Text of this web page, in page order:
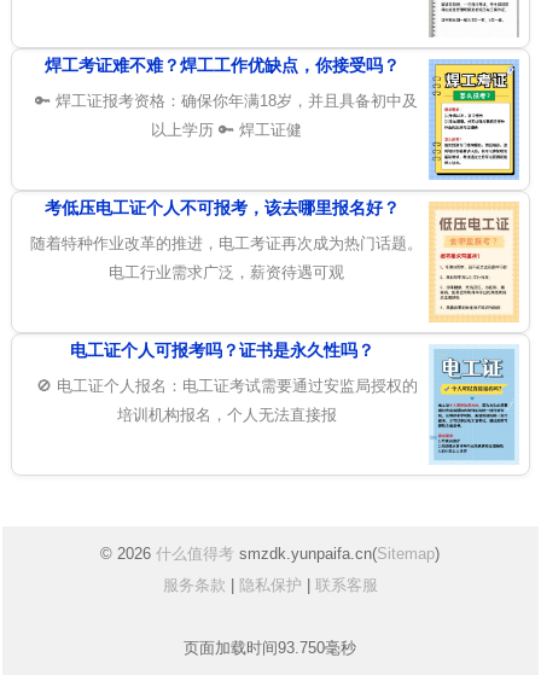
焊工考证难不难？焊工工作优缺点，你接受吗？
🔑 焊工证报考资格：确保你年满18岁，并且具备初中及
以上学历 🔑 焊工证健
考低压电工证个人不可报考，该去哪里报名好？
随着特种作业改革的推进，电工考证再次成为热门话题。
电工行业需求广泛，薪资待遇可观
电工证个人可报考吗？证书是永久性吗？
🚫 电工证个人报名：电工证考试需要通过安监局授权的
培训机构报名，个人无法直接报
© 2026什么值得考 smzdk.yunpaifa.cn(Sitemap)
服务条款
隐私保护 联系客服
页面加载时间93.750毫秒